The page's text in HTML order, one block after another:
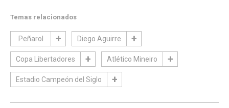
Temas relacionados
Peñarol Diego Aguirre
Copa Libertadores Atlético Mineiro
Estadio Campeón del Siglo